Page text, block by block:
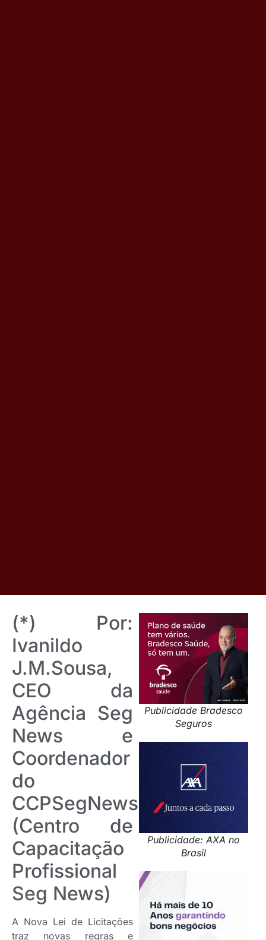
Publicidade Bradesco
Seguros
Publicidade: AXA no
Brasil
(*) Por:
Ivanildo
J.M.Sousa,
CEO da
Agência Seg
News e
Coordenador
do
CCPSegNews
(Centro de
Capacitação
Profissional
Seg News)
A Nova Lei de Licitações
traz novas regras e